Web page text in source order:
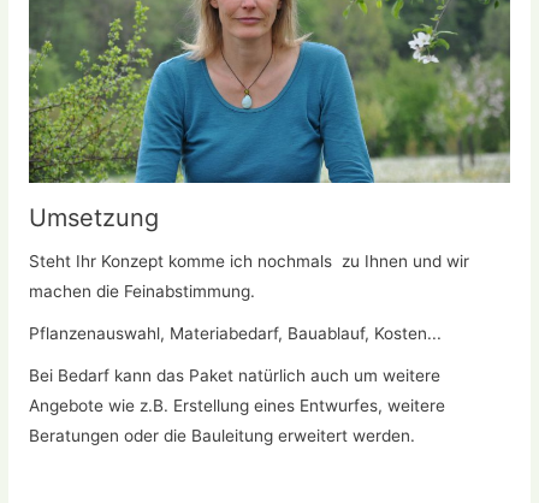
Umsetzung
Steht Ihr Konzept komme ich nochmals zu Ihnen und wir
machen die Feinabstimmung.
Pflanzenauswahl, Materiabedarf, Bauablauf, Kosten...
Bei Bedarf kann das Paket natürlich auch um weitere
Angebote wie z.B. Erstellung eines Entwurfes, weitere
Beratungen oder die Bauleitung erweitert werden.